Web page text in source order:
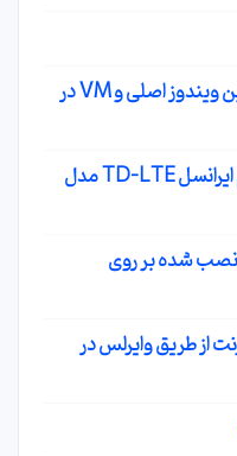
مشکل انتقال و کپی پیست فایل بین ویندوز اصلی و VM در
نحوه Port Forwarding در مودم ایرانسل TD-LTE مدل
نصب شده بر روی
از طریق وایرلس در